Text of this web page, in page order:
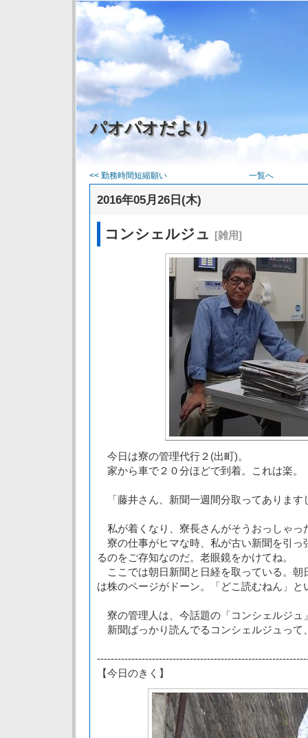
パオパオだより
<< 勤務時間短縮願い 一覧へ
2016年05月26日(木)
コンシェルジュ [雑用]
今日は寮の管理代行２(出町)。
家から車で２０分ほどで到着。これは楽。
「藤井さん、新聞一週間分取ってあります
私が着くなり、寮長さんがそうおっしゃっ
寮の仕事がヒマな時、私が古い新聞を引っ
るのをご存知なのだ。老眼鏡をかけてね。
ここでは朝日新聞と日経を取っている。朝
は株のページがドーン。「どこ読むねん」と
寮の管理人は、今話題の「コンシェルジュ
新聞ばっかり読んでるコンシェルジュって
【今日のきく】